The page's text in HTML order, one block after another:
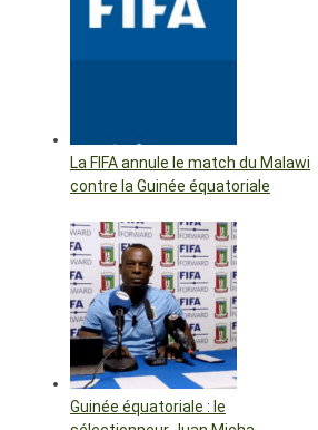
La FIFA annule le match du Malawi
contre la Guinée équatoriale
Guinée équatoriale : le